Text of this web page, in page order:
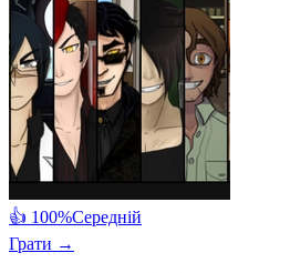
👍 100%Середній
Грати →